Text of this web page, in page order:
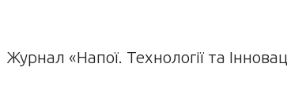
Журнал «Напої. Технології та